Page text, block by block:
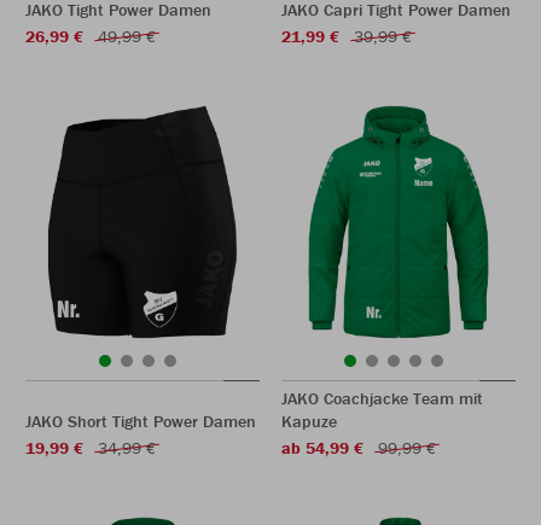
JAKO Tight Power Damen
26,99 €
49,99 €
JAKO Capri Tight Power Damen
21,99 €
39,99 €
JAKO Short Tight Power Damen
19,99 €
34,99 €
JAKO Coachjacke Team mit
Kapuze
ab 54,99 €
99,99 €